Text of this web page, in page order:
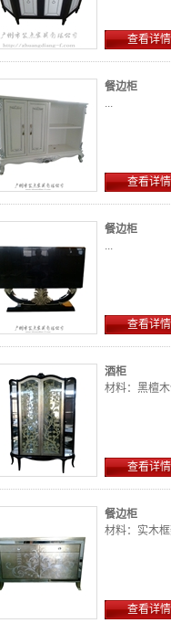
查看详情
餐边柜
...
查看详情
餐边柜
...
查看详情
酒柜
材料：黑檀
查看详情
餐边柜
材料：实木
查看详情